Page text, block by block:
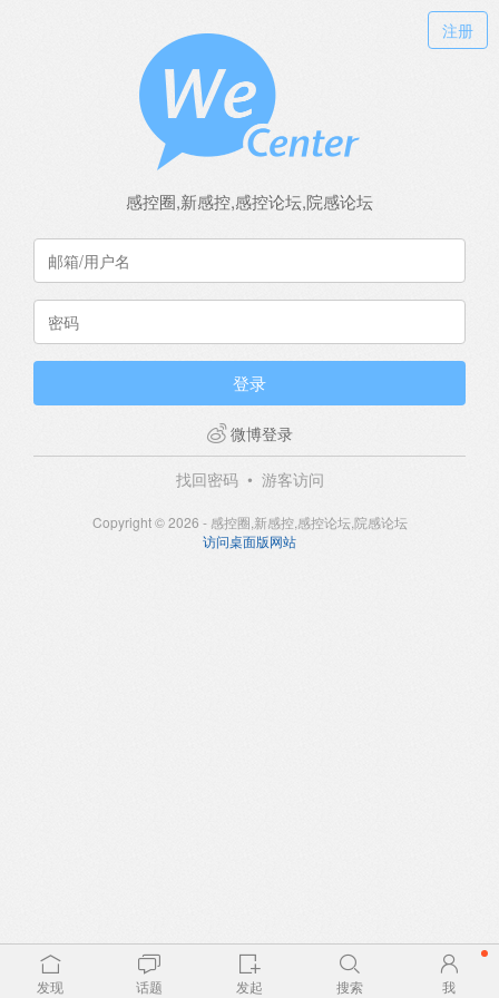
感控圈,新感控,感控论坛,院感论坛
注册
登录
微博登录
找回密码• 游客访问
Copyright © 2026 - 感控圈,新感控,感控论坛,院感论坛
访问桌面版网站
发现 话题 发起 搜索 我